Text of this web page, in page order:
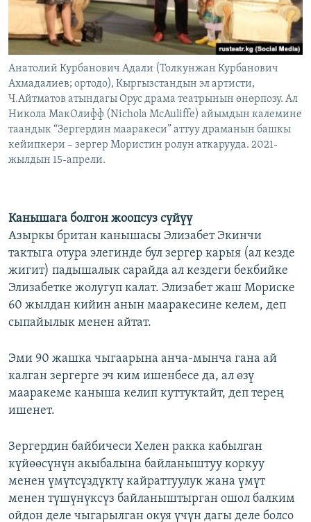
Анатолий Курбанович Адали (Толкунжан Курбанович
Ахмадалиев; ортодо), Кыргызстандын эл артисти,
Ч.Айтматов атындагы Орус драма театрынын өнөрпозу. Ал
Никола МакОлифф (Nichola McAuliffe) айымдын калемине
таандык “Зергердин мааракеси” аттуу драманын башкы
кейипкери – зергер Мористин ролун аткарууда. 2021-
жылдын 15-апрели.
Канышага болгон жоопсуз сүйүү
Азыркы британ канышасы Элизабет Экинчи
тактыга отура элегинде бул зергер карыя (ал кезде
жигит) падышалык сарайда ал кездеги бекбийке
Элизабетке жолугуп калат. Элизабет жаш Мориске
60 жылдан кийин анын мааракесине келем, деп
сыпайылык менен айтат.
Эми 90 жашка чыгаарына анча-мынча гана ай
калган зергерге эч ким ишенбесе да, ал өзү
мааракеме каныша келип куттуктайт, деп терең
ишенет.
Зергердин байбичеси Хелен ракка кабылган
күйөөсүнүн акыбалына байланыштуу коркуу
менен үмүтсүздүктү кайраттуулук жана үмүт
менен түшүнүксүз байланыштырган ошол балким
ойдон деле чыгарылган окуя үчүн дагы деле болсо